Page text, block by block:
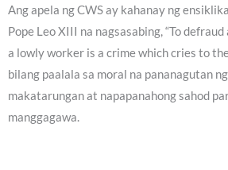
Ang apela ng CWS ay kahanay ng
Pope Leo XIII na nagsasabing, “To
a lowly worker is a crime which cries to
bilang paalala sa moral na pananagutan
makatarungan at napapanahong sahod
manggagawa.